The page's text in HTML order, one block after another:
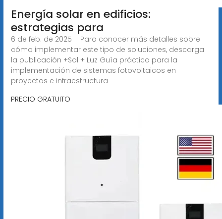
Energía solar en edificios:
estrategias para
6 de feb. de 2025 · Para conocer más detalles sobre
cómo implementar este tipo de soluciones, descarga
la publicación +Sol + Luz Guía práctica para la
implementación de sistemas fotovoltaicos en
proyectos e infraestructura
PRECIO GRATUITO